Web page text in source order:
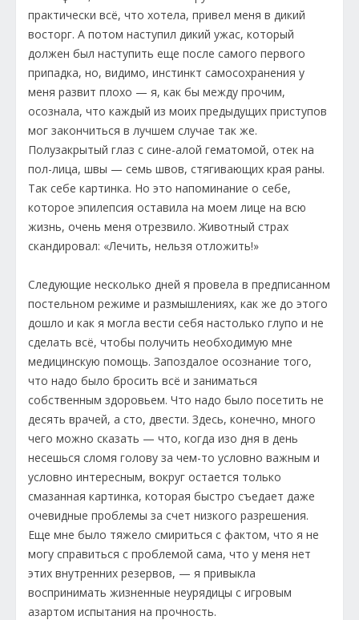
практически всё, что хотела, привел меня в дикий
восторг. А потом наступил дикий ужас, который
должен был наступить еще после самого первого
припадка, но, видимо, инстинкт самосохранения у
меня развит плохо — я, как бы между прочим,
осознала, что каждый из моих предыдущих приступов
мог закончиться в лучшем случае так же.
Полузакрытый глаз с сине-алой гематомой, отек на
пол-лица, швы — семь швов, стягивающих края раны.
Так себе картинка. Но это напоминание о себе,
которое эпилепсия оставила на моем лице на всю
жизнь, очень меня отрезвило. Животный страх
скандировал: «Лечить, нельзя отложить!»
Следующие несколько дней я провела в предписанном
постельном режиме и размышлениях, как же до этого
дошло и как я могла вести себя настолько глупо и не
сделать всё, чтобы получить необходимую мне
медицинскую помощь. Запоздалое осознание того,
что надо было бросить всё и заниматься
собственным здоровьем. Что надо было посетить не
десять врачей, а сто, двести. Здесь, конечно, много
чего можно сказать — что, когда изо дня в день
несешься сломя голову за чем-то условно важным и
условно интересным, вокруг остается только
смазанная картинка, которая быстро съедает даже
очевидные проблемы за счет низкого разрешения.
Еще мне было тяжело смириться с фактом, что я не
могу справиться с проблемой сама, что у меня нет
этих внутренних резервов, — я привыкла
воспринимать жизненные неурядицы с игровым
азартом испытания на прочность.